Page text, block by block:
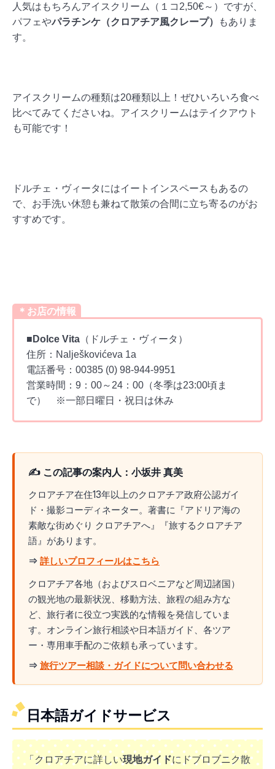
人気はもちろんアイスクリーム（１コ2,50€～）ですが、
パフェやパラチンケ（クロアチア風クレープ）
もありま
す。
アイスクリームの種類は20種類以上！ぜひいろいろ食べ
比べてみてくださいね。アイスクリームはテイクアウト
も可能です！
ドルチェ・ヴィータにはイートインスペースもあるの
で、お手洗い休憩も兼ねて散策の合間に立ち寄るのがお
すすめです。
＊お店の情報
■ Dolce Vita （ドルチェ・ヴィータ）
住所：Nalješkovićeva 1a
電話番号：00385 (0) 98-944-9951
営業時間：9：00～24：00（冬季は23:00頃ま
で） ※一部日曜日・祝日は休み
✍️ この記事の案内人：小坂井 真美
クロアチア在住13年以上のクロアチア政府公認ガイ
ド・撮影コーディネーター。著書に『アドリア海の
素敵な街めぐり クロアチアへ』『旅するクロアチア
語』があります。
⇒ 詳しいプロフィールはこちら
クロアチア各地（およびスロベニアなど周辺諸国）
の観光地の最新状況、移動方法、旅程の組み方な
ど、旅行者に役立つ実践的な情報を発信していま
す。オンライン旅行相談や日本語ガイド、各ツア
ー・専用車手配のご依頼も承っています。
⇒ 旅行ツアー相談・ガイドについて問い合わせる
日本語ガイドサービス
「クロアチアに詳しい現地ガイドにドブロブニク散